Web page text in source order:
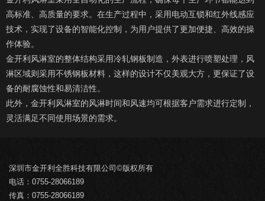
高标准、高质量的要求。在生产过程中，采用电动互锁和红外线感应
技术，实现了设备的智能化控制，为用户提供了更加便捷、高效的操
作体验。
金开利风淋室的整体结构采用冷轧钢板制造，外表进行喷塑处理，风
淋区域则采用不锈钢板材料，这样的设计不仅美观大方，更保证了设
备的耐腐蚀性和易清洁性。
此外，金开利风淋室的风淋时间和风速均可根据客户需求进行定制，
灵活满足不同使用场景的需求。
深圳市金开利全胜科技有限公司©版权所有
电话：0755-28066189
传真：0755-28066189